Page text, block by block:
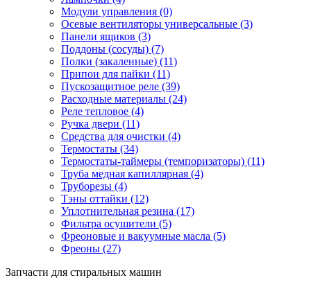
Модули управления (0)
Осевые вентиляторы универсальные (3)
Панели ящиков (3)
Поддоны (сосуды) (7)
Полки (закаленные) (11)
Припои для пайки (11)
Пускозащитное реле (39)
Расходные материалы (24)
Реле тепловое (4)
Ручка двери (11)
Средства для очистки (4)
Термостаты (34)
Термостаты-таймеры (темпоризаторы) (11)
Труба медная капиллярная (4)
Труборезы (4)
Тэны оттайки (12)
Уплотнительная резина (17)
Фильтра осушители (5)
Фреоновые и вакуумные масла (5)
Фреоны (27)
Запчасти для стиральных машин